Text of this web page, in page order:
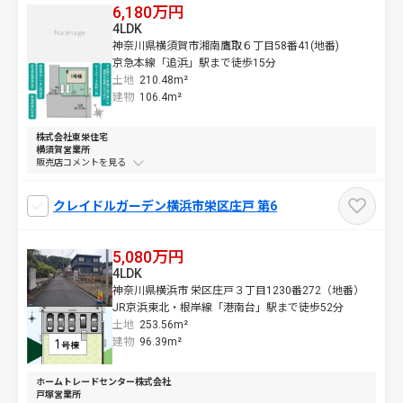
6,180万円
神奈川県横須賀市湘南鷹取６丁目58番41(地番)
京急本線「追浜」駅まで徒歩15分
土地 210.48m²
4LDK
建物 106.4m²
株式会社東栄住宅
横須賀営業所
販売店コメントを
クレイドルガーデン横浜市栄区庄戸 第6
5,080万円
神奈川県横浜市 栄区庄戸３丁目1230番272（地番）
JR京浜東北・根岸線「港南台」駅まで徒歩52分
土地 253.56m²
4LDK
建物 96.39m²
ホームトレードセンター株式会社
戸塚営業所